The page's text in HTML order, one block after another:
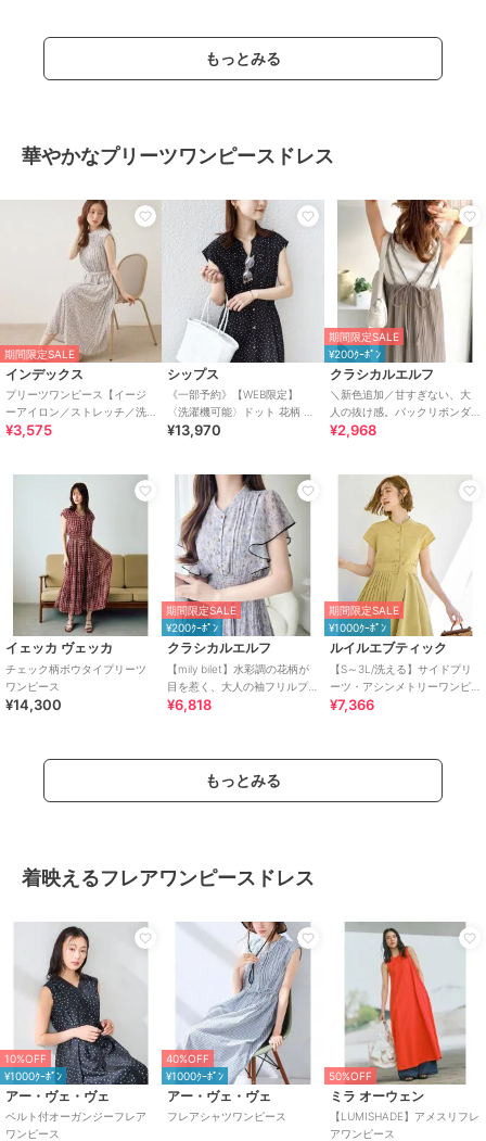
もっとみる
華やかなプリーツワンピースドレス
期間限定SALE
インデックス
プリーツワンピース【イージ
ーアイロン／ストレッチ／洗
濯機OK】
¥3,575
シップス
《一部予約》【WEB限定】
〈洗濯機可能〉ドット 花柄 サ
イド プリーツ フレンチスリー
¥13,970
期間限定SALE
¥200ｸｰﾎﾟﾝ
クラシカルエルフ
＼新色追加／甘すぎない、大
人の抜け感。バックリボンダ
ブルストラッププリーツキャ
¥2,968
イェッカ ヴェッカ
チェック柄ボウタイプリーツ
ワンピース
¥14,300
期間限定SALE
¥200ｸｰﾎﾟﾝ
クラシカルエルフ
【mily bilet】水彩調の花柄が
目を惹く、大人の袖フリルプ
リーツワンピース（半袖）
¥6,818
期間限定SALE
¥1000ｸｰﾎﾟﾝ
ルイルエブティック
【S～3L/洗える】サイドプリ
ーツ・アシンメトリーワンピ
ース
¥7,366
もっとみる
着映えるフレアワンピースドレス
10%OFF
¥1000ｸｰﾎﾟﾝ
アー・ヴェ・ヴェ
ベルト付オーガンジーフレア
ワンピース
40%OFF
¥1000ｸｰﾎﾟﾝ
アー・ヴェ・ヴェ
フレアシャツワンピース
50%OFF
ミラ オーウェン
【LUMISHADE】アメスリフレ
アワンピース